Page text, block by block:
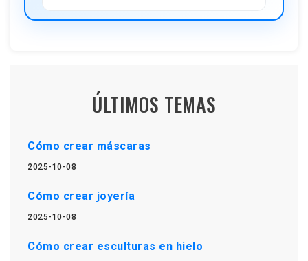
ÚLTIMOS TEMAS
Cómo crear máscaras
2025-10-08
Cómo crear joyería
2025-10-08
Cómo crear esculturas en hielo